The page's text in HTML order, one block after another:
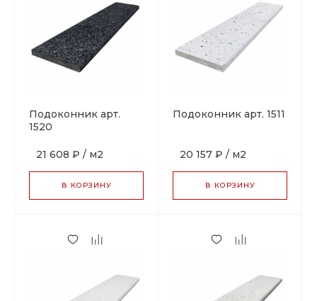
Подоконник арт.
1520
21 608 ₽ / м2
В КОРЗИНУ
Подоконник арт. 1511
20 157 ₽ / м2
В КОРЗИНУ